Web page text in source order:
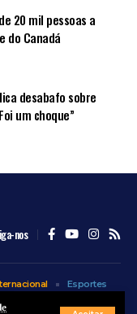
20 mil pessoas a
do Canadá
desabafo sobre
um choque”
nos
Esportes